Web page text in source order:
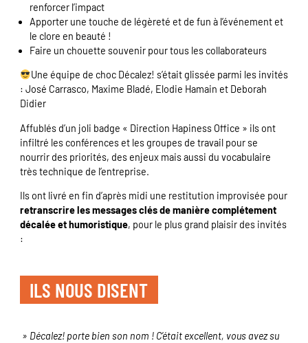
renforcer l’impact
Apporter une touche de légèreté et de fun à l’événement et
le clore en beauté !
Faire un chouette souvenir pour tous les collaborateurs
Une équipe de choc Décalez! s’était glissée parmi les invités
: José Carrasco, Maxime Bladé, Elodie Hamain et Deborah
Didier
Affublés d’un joli badge « Direction Hapiness Office » ils ont
infiltré les conférences et les groupes de travail pour se
nourrir des priorités, des enjeux mais aussi du vocabulaire
très technique de l’entreprise.
Ils ont livré en fin d’après midi une restitution improvisée pour
retranscrire les messages clés de manière complétement
décalée et humoristique, pour le plus grand plaisir des invités
:
ILS NOUS DISENT
» Décalez! porte bien son nom ! C’était excellent, vous avez su